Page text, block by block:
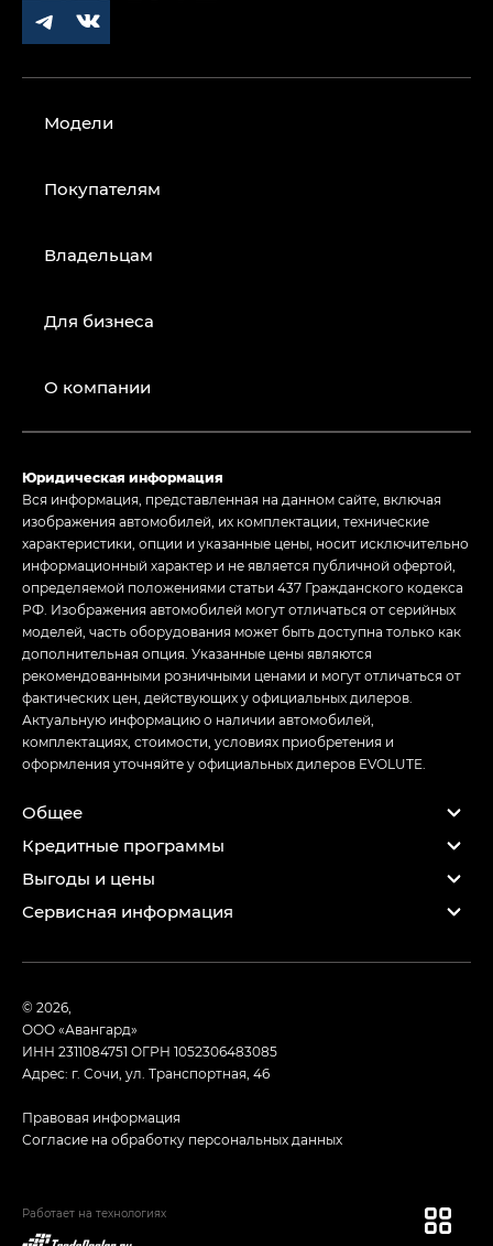
Модели
Покупателям
Владельцам
Для бизнеса
О компании
Юридическая информация
Вся информация, представленная на данном сайте, включая
изображения автомобилей, их комплектации, технические
характеристики, опции и указанные цены, носит исключительно
информационный характер и не является публичной офертой,
определяемой положениями статьи 437 Гражданского кодекса
РФ. Изображения автомобилей могут отличаться от серийных
моделей, часть оборудования может быть доступна только как
дополнительная опция. Указанные цены являются
рекомендованными розничными ценами и могут отличаться от
фактических цен, действующих у официальных дилеров.
Актуальную информацию о наличии автомобилей,
комплектациях, стоимости, условиях приобретения и
оформления уточняйте у официальных дилеров EVOLUTE.
Общее
Кредитные программы
Выгоды и цены
Сервисная информация
© 2026,
ООО «Авангард»
ИНН 2311084751 ОГРН 1052306483085
Адрес: г. Сочи, ул. Транспортная, 46
Правовая информация
Согласие на обработку персональных данных
Работает на технологиях